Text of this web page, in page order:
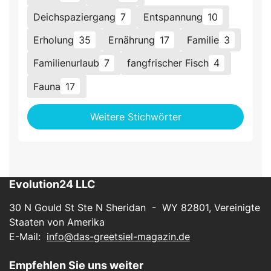
Deichspaziergang 7 Entspannung 10
Erholung 35 Ernährung 17 Familie 3
Familienurlaub 7 fangfrischer Fisch 4
Fauna 17
Weitere Stichwörter
Evolution24 LLC
30 N Gould St Ste N Sheridan - WY 82801, Vereinigte
Staaten von Amerika
E-Mail: info@das-greetsiel-magazin.de
Empfehlen Sie uns weiter